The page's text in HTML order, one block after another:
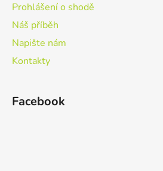
Prohlášení o shodě
Náš příběh
Napište nám
Kontakty
Facebook